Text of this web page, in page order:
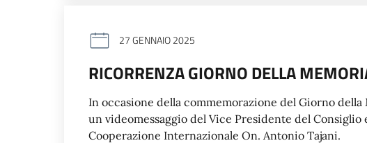
27 GENNAIO 2025
RICORRENZA GIORNO DELLA
In occasione della commemorazione del Giorno
un videomessaggio del Vice Presidente del
Cooperazione Internazionale On. Antonio Tajani.